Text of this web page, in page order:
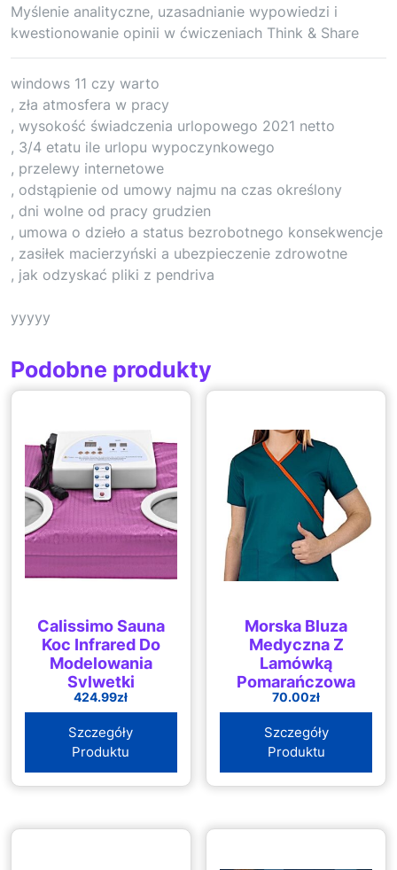
Myślenie analityczne, uzasadnianie wypowiedzi i
kwestionowanie opinii w ćwiczeniach Think & Share
windows 11 czy warto
, zła atmosfera w pracy
, wysokość świadczenia urlopowego 2021 netto
, 3/4 etatu ile urlopu wypoczynkowego
, przelewy internetowe
, odstąpienie od umowy najmu na czas określony
, dni wolne od pracy grudzien
, umowa o dzieło a status bezrobotnego konsekwencje
, zasiłek macierzyński a ubezpieczenie zdrowotne
, jak odzyskać pliki z pendriva
yyyyy
Podobne produkty
Calissimo Sauna
Koc Infrared Do
Modelowania
Sylwetki
Wyszczuplający
Prek90Ko60
424.99zł
Szczegóły
Produktu
Morska Bluza
Medyczna Z
Lamówką
Pomarańczową
(46) M&C
70.00zł
Szczegóły
Produktu